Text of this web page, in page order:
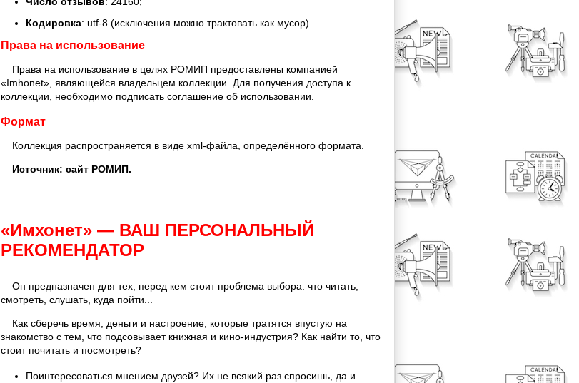
Кодировка: utf-8 (исключения можно трактовать как мусор).
Права на использование
Права на использование в целях РОМИП предоставлены компанией
«Imhonet», являющейся владельцем коллекции. Для получения доступа к
коллекции, необходимо подписать соглашение об использовании.
Формат
Коллекция распространяется в виде xml-файла, определённого формата.
Источник: сайт РОМИП.
«Имхонет» — ВАШ ПЕРСОНАЛЬНЫЙ
РЕКОМЕНДАТОР
Он предназначен для тех, перед кем стоит проблема выбора: что читать,
смотреть, слушать, куда пойти...
Как сберечь время, деньги и настроение, которые тратятся впустую на
знакомство с тем, что подсовывает книжная и кино-индустрия? Как найти то, что
стоит почитать и посмотреть?
Поинтересоваться мнением друзей? Их не всякий раз спросишь, да и